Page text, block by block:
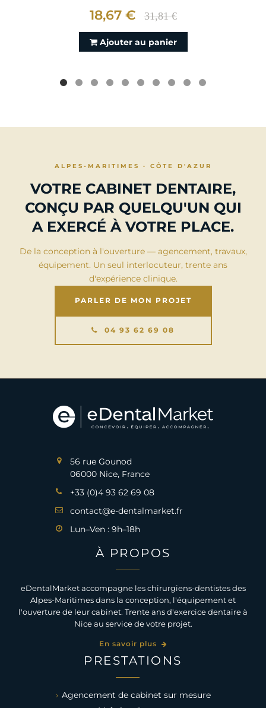
18,67 € 31,81 €
Ajouter au panier
ALPES-MARITIMES · CÔTE D'AZUR
VOTRE CABINET DENTAIRE,
CONÇU PAR QUELQU'UN QUI
A EXERCÉ À VOTRE PLACE.
De la conception à l'ouverture — agencement, travaux,
équipement. Un seul interlocuteur, trente ans
d'expérience clinique.
PARLER DE MON PROJET
04 93 62 69 08
56 rue Gounod
06000 Nice, France
+33 (0)4 93 62 69 08
contact@e-dentalmarket.fr
Lun–Ven : 9h–18h
À PROPOS
eDentalMarket accompagne les chirurgiens-dentistes des
Alpes-Maritimes dans la conception, l'équipement et
l'ouverture de leur cabinet. Trente ans d'exercice dentaire à
Nice au service de votre projet.
En savoir plus
PRESTATIONS
Agencement de cabinet sur mesure